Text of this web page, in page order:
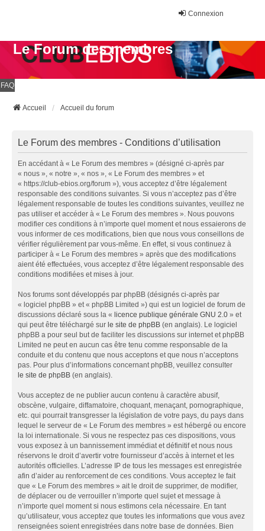
Connexion
Le Forum des membres
FAQ
Accueil Accueil du forum
Le Forum des membres - Conditions d’utilisation
En accédant à « Le Forum des membres » (désigné ci-après par
« nous », « notre », « nos », « Le Forum des membres » et
« https://club-ebios.org/forum »), vous acceptez d’être légalement
responsable des conditions suivantes. Si vous n’acceptez pas d’être
légalement responsable de toutes les conditions suivantes, veuillez ne
pas utiliser et accéder à « Le Forum des membres ». Nous pouvons
modifier ces conditions à n’importe quel moment et nous essaierons de
vous informer de ces modifications, bien que nous vous conseillons de
vérifier régulièrement par vous-même. En effet, si vous continuez à
participer à « Le Forum des membres » après que des modifications
aient été effectuées, vous acceptez d’être légalement responsable des
conditions modifiées et mises à jour.
Nos forums sont développés par phpBB (désignés ci-après par
« logiciel phpBB » et « phpBB Limited ») qui est un logiciel de forum de
discussions déclaré sous la « licence publique générale GNU 2.0 » et
qui peut être téléchargé sur le site de phpBB (en anglais). Le logiciel
phpBB a pour seul but de faciliter les discussions sur internet et phpBB
Limited ne peut en aucun cas être tenu comme responsable de la
conduite et du contenu que nous acceptons et que nous n’acceptons
pas. Pour plus d’informations concernant phpBB, veuillez consulter
le site de phpBB (en anglais).
Vous acceptez de ne publier aucun contenu à caractère abusif,
obscène, vulgaire, diffamatoire, choquant, menaçant, pornographique,
etc. qui pourrait transgresser la législation de votre pays, du pays dans
lequel le serveur de « Le Forum des membres » est hébergé ou encore
la loi internationale. Si vous ne respectez pas ces dispositions, vous
vous exposez à un bannissement immédiat et définitif et nous nous
réservons le droit d’avertir votre fournisseur d’accès à internet et les
autorités officielles. L’adresse IP de tous les messages est enregistrée
afin d’aider au renforcement de ces conditions. Vous acceptez le fait
que « Le Forum des membres » ait le droit de supprimer, de modifier,
de déplacer ou de verrouiller n’importe quel sujet et message à
n’importe quel moment si nous estimons cela nécessaire. En tant
qu’utilisateur, vous acceptez que toutes les informations que vous avez
renseignées soient enregistrées dans notre base de données. Bien